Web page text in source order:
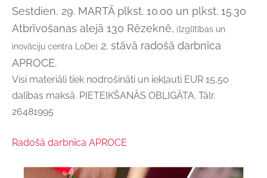
Sestdien, 29. MARTĀ plkst. 10.00 un plkst. 15.30
Atbrīvošanas alejā 130 Rēzeknē, (Izglītības un
inovāciju centra LoDe) 2. stāvā radošā darbnīca
APROCE.
Visi materiāli tiek nodrošināti un iekļauti EUR 15,50
dalības maksā. PIETEIKŠANĀS OBLIGĀTA. Tālr.
26481995
Radošā darbnīca APROCE